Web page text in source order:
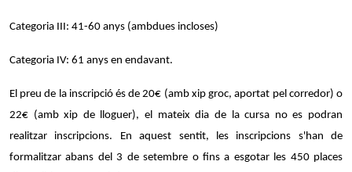
Categoria III: 41-60 anys (ambdues incloses)
Categoria IV: 61 anys en endavant.
El preu de la inscripció és de 20€ (amb xip groc, aportat pel corredor) o
22€ (amb xip de lloguer), el mateix dia de la cursa no es podran
realitzar inscripcions. En aquest sentit, les inscripcions s'han de
formalitzar abans del 3 de setembre o fins a esgotar les 450 places